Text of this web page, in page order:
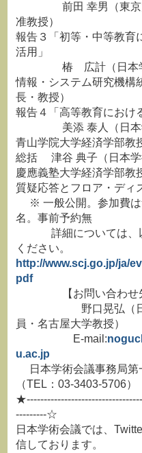
前田 幸男（東京大
准教授）
報告３「初等・中等教育
活用」
椿 広計（日本学術
情報・システム研究機構
長・教授）
報告４「高等教育におけ
美添 泰人（日本学
青山学院大学経済学部教
総括 津谷 典子（日本学
慶應義塾大学経済学部教
質疑応答とフロア・ディ
※ 一般公開。参加費は
名。事前予約無
詳細については、以
ください。
http://www.scj.go.jp/ja/
pdf
【お問い合わせ先
野口晃弘（日本
員・名古屋大学教授）
E-mail:
u.ac.jp
日本学術会議事務局
（TEL：03-3403-5706）
---------☆
日本学術会議では、
信しております。